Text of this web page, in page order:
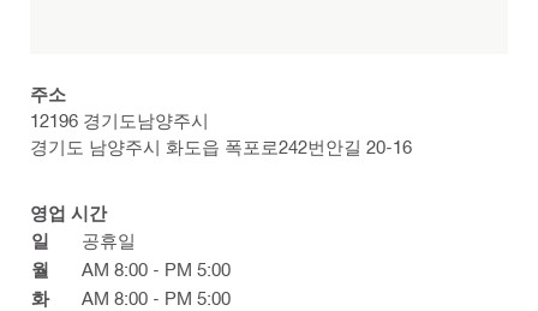
주소
12196 경기도남양주시
경기도 남양주시 화도읍 폭포로242번안길 20-16
영업 시간
일
공휴일
월
AM 8:00 - PM 5:00
화
AM 8:00 - PM 5:00